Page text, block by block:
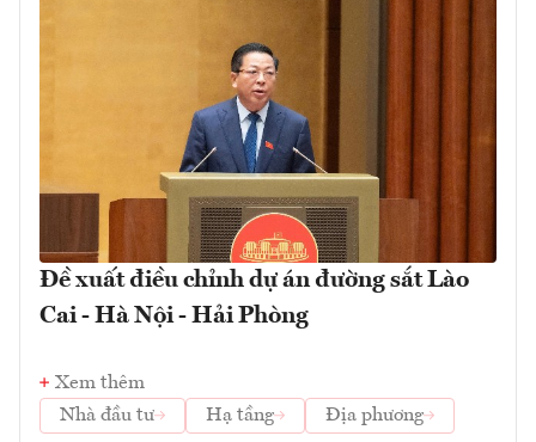
Đề xuất điều chỉnh dự án đường sắt Lào
Cai - Hà Nội - Hải Phòng
Xem thêm
Nhà đầu tư
Hạ tầng Địa phương